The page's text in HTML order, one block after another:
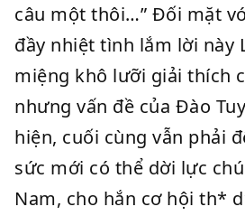
câu một thôi…” Đối mặt
đầy nhiệt tình lắm lời này
miệng khô lưỡi giải thích
nhưng vấn đề của Đào
hiện, cuối cùng vẫn phải
sức mới có thể dời lực
Nam, cho hắn cơ hội th*